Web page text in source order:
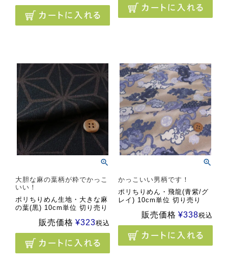
大胆な麻の葉柄が粋でかっこ
いい！
ポリちりめん生地・大きな麻
の葉(黒) 10cm単位 切り売り
販売価格 ¥323税込
かっこいい男柄です！
ポリちりめん・飛龍(青紫/グ
レイ) 10cm単位 切り売り
販売価格 ¥338税込